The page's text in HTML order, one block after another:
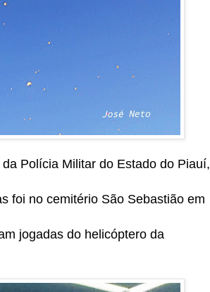
Polícia Militar do Estado do Piauí,
foi no cemitério São Sebastião em
jogadas do helicóptero da